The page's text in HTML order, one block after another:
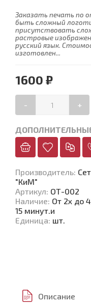
Заказать печать по
быть сложный
присутствовать
растровые
русский язык.
изготовлен...
1600 ₽
- +
Производитель:
"КиМ"
Артикул: ОТ-002
Наличие: От 2х до
15 минут.и
Единица: шт.
Описание